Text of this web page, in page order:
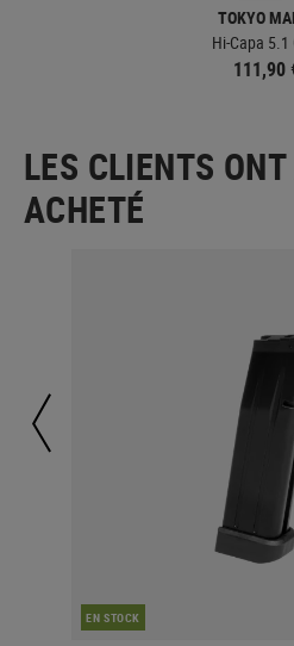
TOKYO
Hi-Capa 5.1
111,90
LES CLIENTS
ACHETÉ
EN STOCK